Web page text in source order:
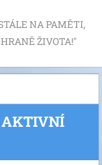
NA PAMĚTI,
ŽIVOTA!"
AKTIVNÍ